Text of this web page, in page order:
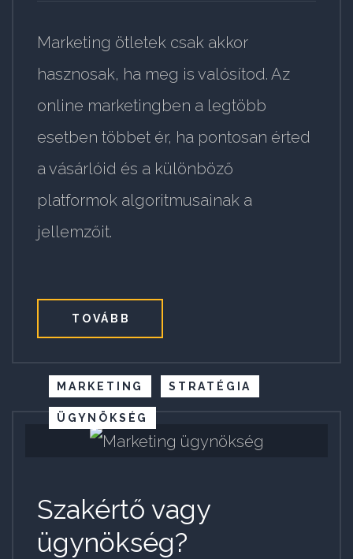
Marketing ötletek csak akkor
hasznosak, ha meg is valósítod. Az
online marketingben a legtöbb
esetben többet ér, ha pontosan érted
a vásárlóid és a különböző
platformok algoritmusainak a
jellemzőit.
TOVÁBB
MARKETING STRATÉGIA
ÜGYNÖKSÉG
Szakértő vagy
ügynökség?